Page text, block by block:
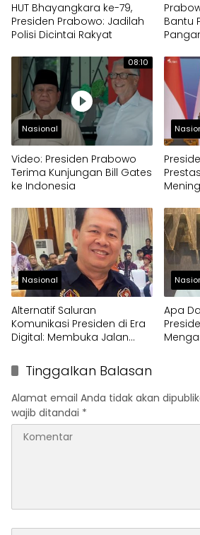
HUT Bhayangkara ke-79,
Presiden Prabowo: Jadilah
Polisi Dicintai Rakyat
Bantu
08:10
Nasional
Video: Presiden Prabowo
Terima Kunjungan Bill Gates
ke Indonesia
Nasional
Alternatif Saluran
Komunikasi Presiden di Era
Digital: Membuka Jalan
yang Terhubung
Apa
Tinggalkan Balasan
Alamat email Anda tidak akan
wajib ditandai *